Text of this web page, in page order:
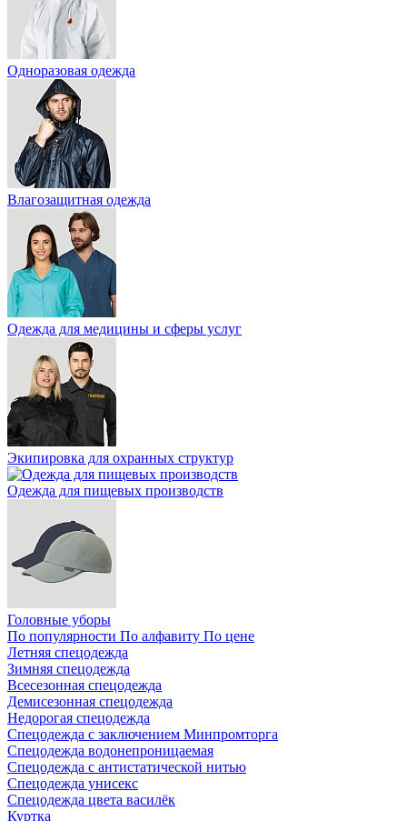
Одноразовая одежда
Влагозащитная одежда
Одежда для медицины и сферы услуг
Экипировка для охранных структур
Одежда для пищевых производств
Головные уборы
По популярности По алфавиту По цене
Летняя спецодежда
Зимняя спецодежда
Всесезонная спецодежда
Демисезонная спецодежда
Недорогая спецодежда
Спецодежда с заключением Минпромторга
Спецодежда водонепроницаемая
Спецодежда с антистатической нитью
Спецодежда унисекс
Спецодежда цвета василёк
Куртка